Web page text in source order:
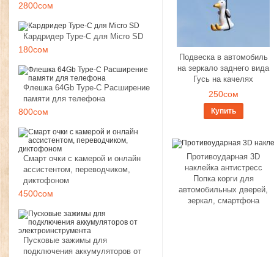
2800сом
Кардридер Type-C для Micro SD
180сом
Флешка 64Gb Type-C Расширение
памяти для телефона
800сом
Смарт очки с камерой и онлайн
ассистентом, переводчиком,
диктофоном
4500сом
Пусковые зажимы для
подключения аккумуляторов от
Подвеска в автомобиль
на зеркало заднего вида
Гусь на качелях
250сом
Купить
Противоударная 3D
наклейка антистресс
Попка корги для
автомобильных дверей,
зеркал, смартфона